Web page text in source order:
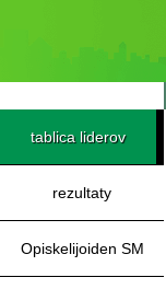
tablica liderov
rezultaty
Opiskelijoiden SM